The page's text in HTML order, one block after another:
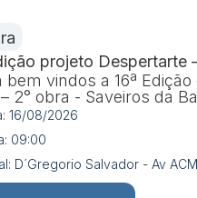
projeto Despertarte
bem vindos a 16ª
2° obra - Saveiros da
16/08/2026
09:00
D´Gregorio Salvador - Av